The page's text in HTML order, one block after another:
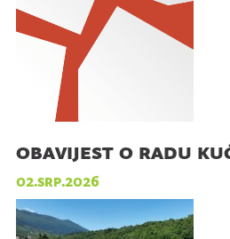
obavijest o radu
02.srp.2026